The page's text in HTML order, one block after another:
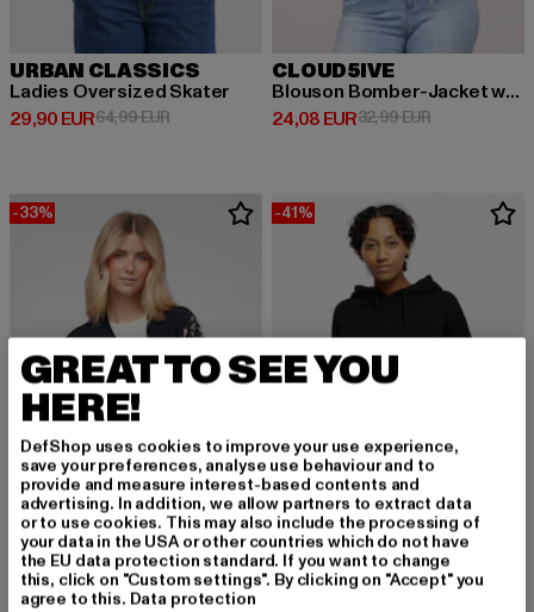
URBAN CLASSICS
Ladies Oversized Skater
29,90 EUR
Derzeitiger Preis: 29,90 EUR
64,99 EURAktionspreis: 64,99 EUR
CLOUD5IVE
Blouson Bomber-Jacket with zebra print
24,08 EUR
Derzeitiger Preis: 24,08 EUR
32,99 EURAktionspreis:
-33%
CLOUD5IVE
Flower
-41%
URBAN CLASSICS
47,19 EUR
Derzeitiger Preis: 47,19 EUR
79,99 EURAktionspreis:
GREAT TO SEE YOU
HERE!
DefShop uses cookies to improve your use experience,
save your preferences, analyse use behaviour and to
provide and measure interest-based contents and
advertising. In addition, we allow partners to extract data
or to use cookies. This may also include the processing of
your data in the USA or other countries which do not have
the EU data protection standard. If you want to change
this, click on "Custom settings". By clicking on "Accept" you
agree to this. Data protection